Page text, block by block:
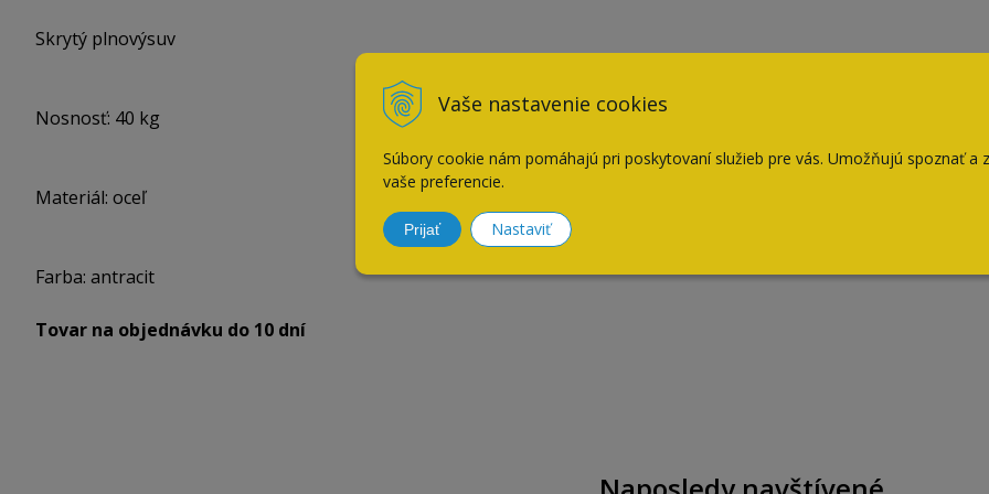
Vaše nastavenie cookies
Súbory cookie nám pomáhajú pri poskytovaní služieb pre vás. Umožňujú spoznať a
vaše preferencie.
Prijať Nastaviť
Skrytý plnovýsuv
Nosnosť: 40 kg
Materiál: oceľ
Farba: antracit
Tovar na objednávku do 10 dní